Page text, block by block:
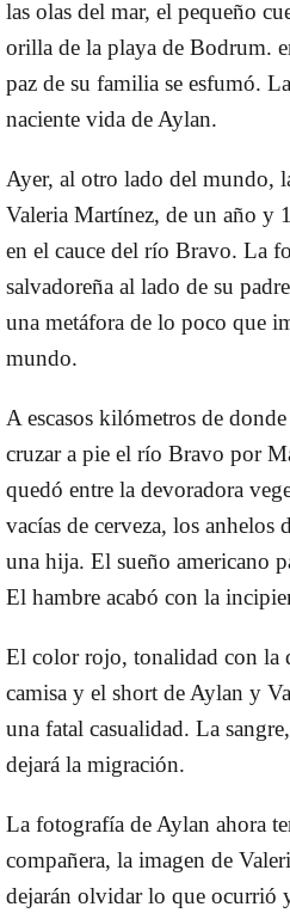
las olas del mar, el pequeño
orilla de la playa de Bodrum.
paz de su familia se esfumó.
naciente vida de Aylan.
Ayer, al otro lado del mundo,
Valeria Martínez, de un año y
en el cauce del río Bravo. La
salvadoreña al lado de su
una metáfora de lo poco que
mundo.
A escasos kilómetros de
cruzar a pie el río Bravo por
quedó entre la devoradora
vacías de cerveza, los anhelos
una hija. El sueño americano
El hambre acabó con la
El color rojo, tonalidad con la
camisa y el short de Aylan y
una fatal casualidad. La
dejará la migración.
La fotografía de Aylan ahora
compañera, la imagen de
dejarán olvidar lo que ocurrió